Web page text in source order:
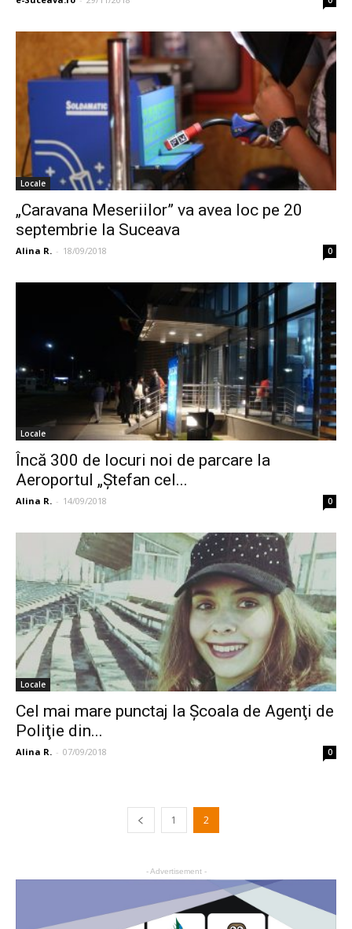
Locale
„Caravana Meseriilor” va avea loc pe 20
septembrie la Suceava
Alina R. - 18/09/2018 0
Locale
Încă 300 de locuri noi de parcare la
Aeroportul „Ştefan cel...
Alina R. - 14/09/2018 0
Locale
Cel mai mare punctaj la Şcoala de Agenţi de
Poliţie din...
Alina R. - 07/09/2018 0
1 2
- Advertisement -